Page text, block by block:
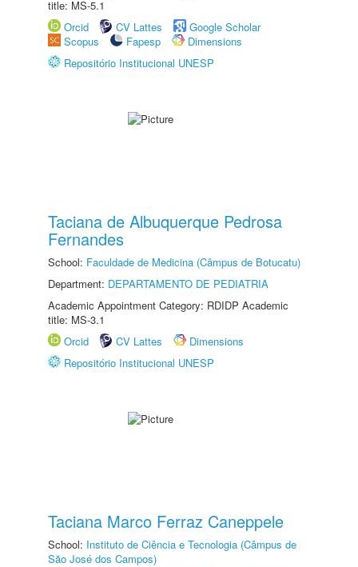
title: MS-5.1
Orcid
CV Lattes
Google Scholar
Scopus
Fapesp
Dimensions
Repositório Institucional UNESP
Taciana de Albuquerque Pedrosa
Fernandes
School: Faculdade de Medicina (Câmpus de Botucatu)
Department: DEPARTAMENTO DE PEDIATRIA
Academic Appointment Category: RDIDP Academic
title: MS-3.1
Orcid
CV Lattes
Dimensions
Repositório Institucional UNESP
Taciana Marco Ferraz Caneppele
School: Instituto de Ciência e Tecnologia (Câmpus de
São José dos Campos)